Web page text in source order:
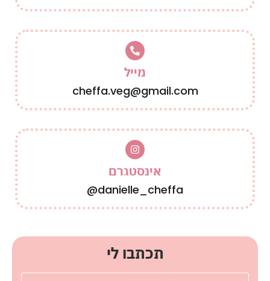
מייל
cheffa.veg@gmail.com
אינסטגרם
danielle_cheffa@
תכתבו לי